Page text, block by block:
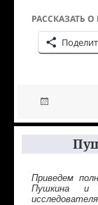
РАССКАЗАТЬ О
Приведем
Пушкина и